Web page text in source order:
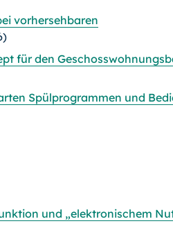
vorhersehbaren
für den
Spülprogrammen und
und „elektronischem